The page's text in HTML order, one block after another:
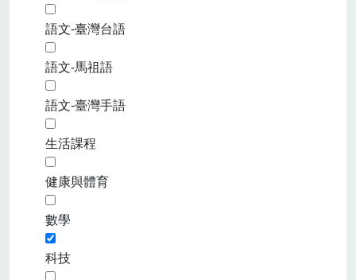
語文-臺灣台語
語文-馬祖語
語文-臺灣手語
生活課程
健康與體育
數學
科技